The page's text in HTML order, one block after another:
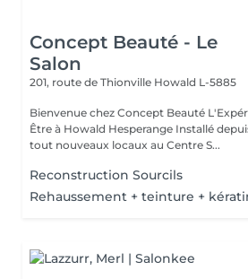
Concept Beauté - Le
Salon
201, route de Thionville Howald L-5885
Bienvenue chez Concept Beauté L'Expérience Beauté & Bien-
Être à Howald Hesperange Installé
tout nouveaux locaux au Centre S...
Reconstruction Sourcils
Rehaussement + teinture +